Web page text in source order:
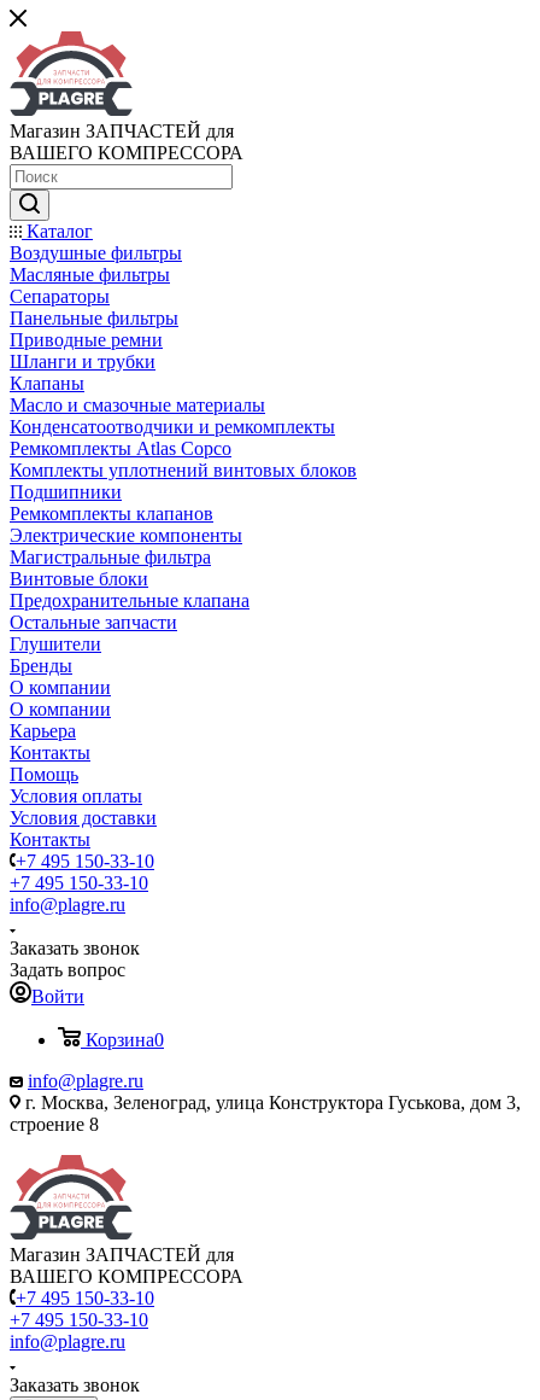
Магазин ЗАПЧАСТЕЙ для
ВАШЕГО КОМПРЕССОРА
Каталог
Воздушные фильтры
Масляные фильтры
Сепараторы
Панельные фильтры
Приводные ремни
Шланги и трубки
Клапаны
Масло и смазочные материалы
Конденсатоотводчики и ремкомплекты
Ремкомплекты Atlas Copco
Комплекты уплотнений винтовых блоков
Подшипники
Ремкомплекты клапанов
Электрические компоненты
Магистральные фильтра
Винтовые блоки
Предохранительные клапана
Остальные запчасти
Глушители
Бренды
О компании
О компании
Карьера
Контакты
Помощь
Условия оплаты
Условия доставки
Контакты
+7 495 150-33-10
+7 495 150-33-10
info@plagre.ru
Заказать звонок
Задать вопрос
Войти
Корзина0
info@plagre.ru
г. Москва, Зеленоград, улица Конструктора Гуськова, дом 3,
строение 8
Магазин ЗАПЧАСТЕЙ для
ВАШЕГО КОМПРЕССОРА
+7 495 150-33-10
+7 495 150-33-10
info@plagre.ru
Заказать звонок